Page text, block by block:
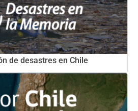
de desastres en Chile